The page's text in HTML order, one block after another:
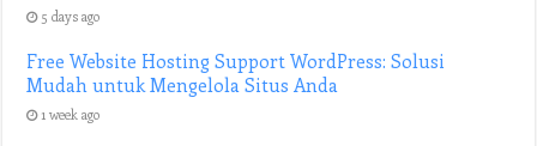
5 days ago
Free Website Hosting Support WordPress: Solusi
Mudah untuk Mengelola Situs Anda
1 week ago